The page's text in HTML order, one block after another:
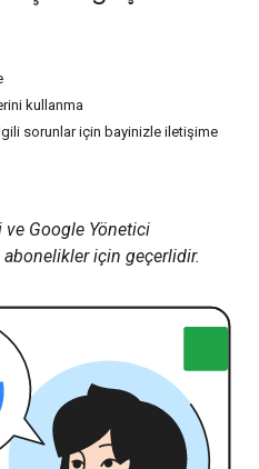
kullanma
sorunlar için bayinizle iletişime
Google Yönetici
için geçerlidir.